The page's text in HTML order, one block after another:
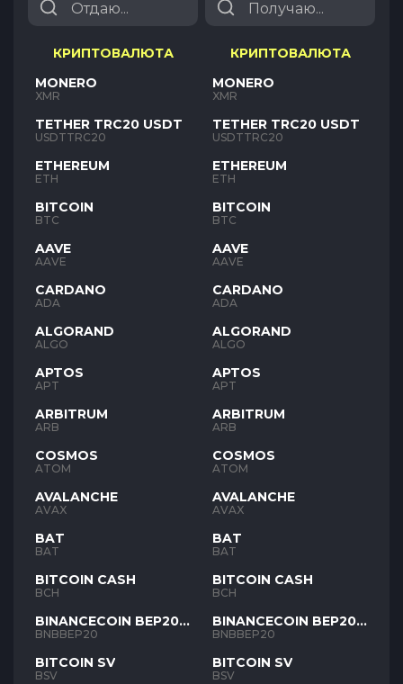
КРИПТОВАЛЮТА
MONERO
XMR
TETHER TRC20 USDT
USDTTRC20
ETHEREUM
ETH
BITCOIN
BTC
AAVE
AAVE
CARDANO
ADA
ALGORAND
ALGO
APTOS
APT
ARBITRUM
ARB
COSMOS
ATOM
AVALANCHE
AVAX
BAT
BAT
BITCOIN CASH
BCH
BINANCECOIN BEP20
BNB
BNBBEP20
BITCOIN SV
BSV
КРИПТОВАЛЮТА
MONERO
XMR
TETHER TRC20 USDT
USDTTRC20
ETHEREUM
ETH
BITCOIN
BTC
AAVE
AAVE
CARDANO
ADA
ALGORAND
ALGO
APTOS
APT
ARBITRUM
ARB
COSMOS
ATOM
AVALANCHE
AVAX
BAT
BAT
BITCOIN CASH
BCH
BINANCECOIN BEP20
BNB
BNBBEP20
BITCOIN SV
BSV